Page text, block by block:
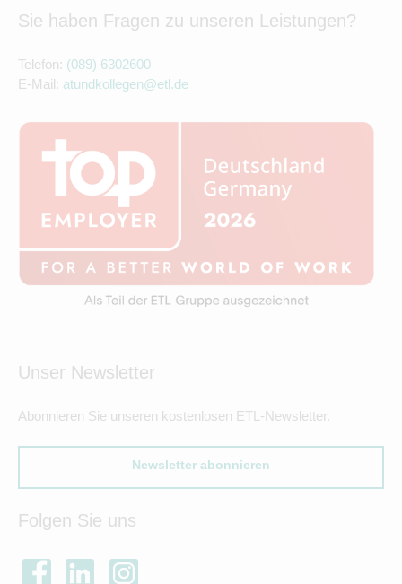
Sie haben Fragen zu unseren Leistungen?
Telefon: (089) 6302600
E-Mail: atundkollegen@etl.de
Unser Newsletter
Abonnieren Sie unseren kostenlosen ETL-Newsletter.
Newsletter abonnieren
Folgen Sie uns